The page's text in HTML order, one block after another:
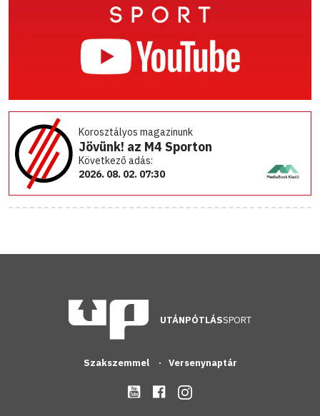
Korosztályos magazinunk
Jövünk! az M4 Sporton
Következő adás:
2026. 08. 02. 07:30
UTÁNPÓTLÁSSPORT
Szakszemmel Versenynaptár